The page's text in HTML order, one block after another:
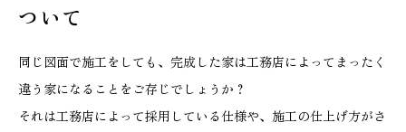
ついて
同じ図面で施工をしても、完成した家は工務店によってまったく
違う家になることをご存じでしょうか？
それは工務店によって採用している仕様や、施工の仕上げ方がさ